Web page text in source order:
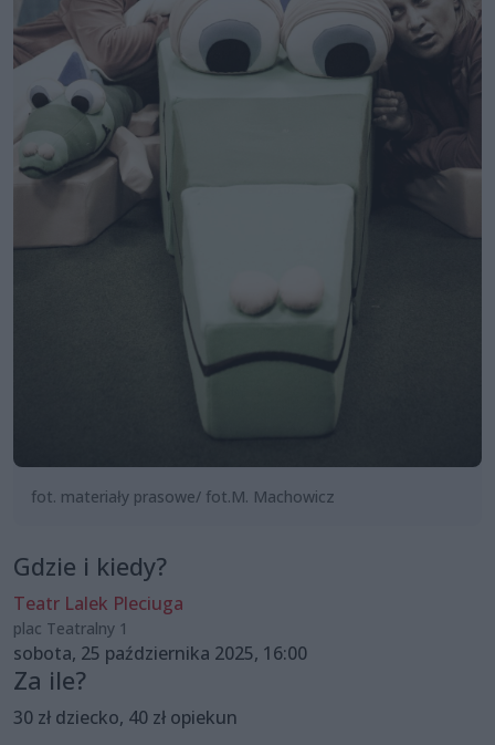
fot. materiały prasowe/ fot.M. Machowicz
Gdzie i kiedy?
Teatr Lalek Pleciuga
plac Teatralny 1
sobota, 25 października 2025, 16:00
Za ile?
30 zł dziecko, 40 zł opiekun